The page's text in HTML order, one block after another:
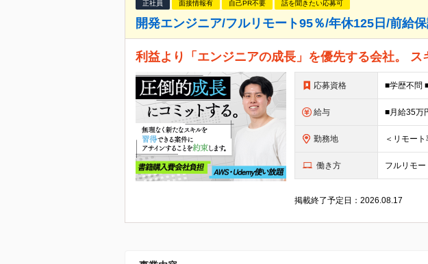
正社員 面接情報有 自己PR不要 話を聞きたい応募可
開発エンジニア/フルリモート95％/年休125日/前給
利益より「エンジニアの成長」を優先する会社。
応募資格
給与
勤務地
働き方 フルリモ
掲載終了予定日：2026.08.17